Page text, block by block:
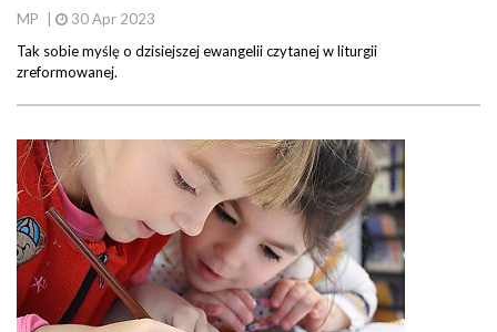
MP
30 Apr 2023
Tak sobie myślę o dzisiejszej ewangelii czytanej w liturgii
zreformowanej.